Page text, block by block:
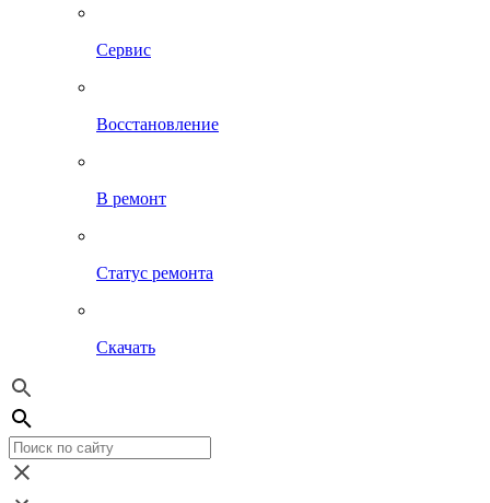
Сервис
Восстановление
В ремонт
Статус ремонта
Скачать